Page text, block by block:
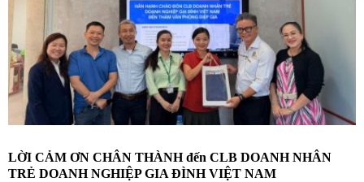
LỜI CẢM ƠN CHÂN THÀNH đến CLB DOANH NHÂN
TRẺ DOANH NGHIỆP GIA ĐÌNH VIỆT NAM